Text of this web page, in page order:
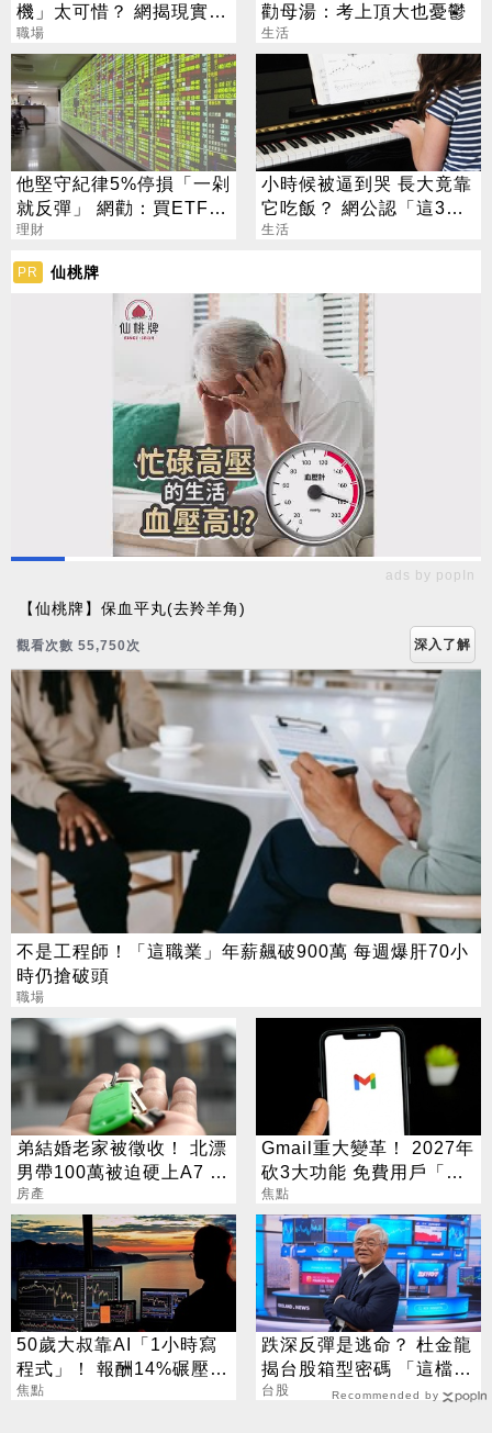
機」太可惜？ 網揭現實：
高中就能考
職場
勸母湯：考上頂大也憂鬱
生活
他堅守紀律5%停損「一剁
就反彈」 網勸：買ETF刪
App
理財
小時候被逼到哭 長大竟靠
它吃飯？ 網公認「這3
招」最划算
生活
PR 仙桃牌
ads by popIn
【仙桃牌】保血平丸(去羚羊角)
觀看次數 55,750次 深入了解
不是工程師！「這職業」年薪飆破900萬 每週爆肝70小
時仍搶破頭
職場
弟結婚老家被徵收！ 北漂
男帶100萬被迫硬上A7 網
見單價驚呆了
房產
Gmail重大變革！ 2027年
砍3大功能 免費用戶「這
好康」不能用了
焦點
50歲大叔靠AI「1小時寫
程式」！ 報酬14%碾壓標
普 直接辭職去炒股
焦點
跌深反彈是逃命？ 杜金龍
揭台股箱型密碼 「這檔」
手腳要快
台股 Recommended by